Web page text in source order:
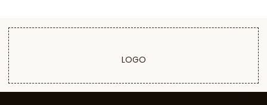
LOGO